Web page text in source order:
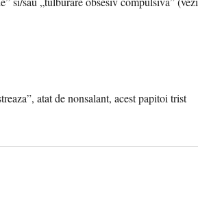
atat de nonsalant, acest papitoi trist